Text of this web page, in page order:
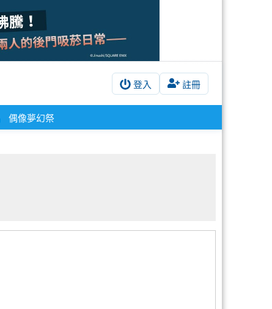
登入 註冊
偶像夢幻祭